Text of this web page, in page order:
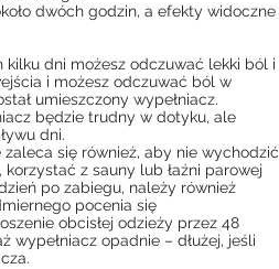
dwóch godzin, a efekty widoczne
dni możesz odczuwać lekki ból i
i możesz odczuwać ból w
umieszczony wypełniacz.
będzie trudny w dotyku, ale
dni.
się również, aby nie wychodzić
korzystać z sauny lub łaźni parowej
po zabiegu, należy również
pocenia się
obcisłej odzieży przez 48
wypełniacz opadnie – dłużej, jeśli